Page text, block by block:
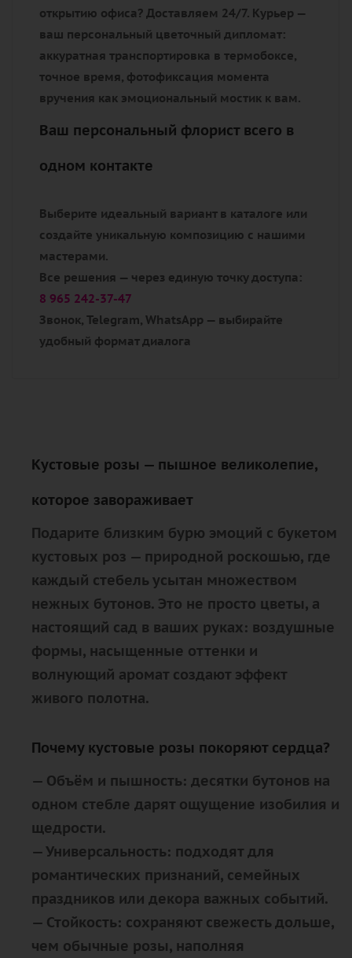
открытию офиса? Доставляем 24/7. Курьер —
ваш персональный цветочный дипломат:
аккуратная транспортировка в термобоксе,
точное время, фотофиксация момента
вручения как эмоциональный мостик к вам.
Ваш персональный флорист всего в
одном контакте
Выберите идеальный вариант в каталоге или
создайте уникальную композицию с нашими
мастерами.
Все решения — через единую точку доступа:
8 965 242-37-47
Звонок, Telegram, WhatsApp — выбирайте
удобный формат диалога
Кустовые розы — пышное великолепие,
которое завораживает
Подарите близким бурю эмоций с букетом
кустовых роз — природной роскошью, где
каждый стебель усытан множеством
нежных бутонов. Это не просто цветы, а
настоящий сад в ваших руках: воздушные
формы, насыщенные оттенки и
волнующий аромат создают эффект
живого полотна.
Почему кустовые розы покоряют сердца?
— Объём и пышность: десятки бутонов на
одном стебле дарят ощущение изобилия и
щедрости.
—Универсальность: подходят для
романтических признаний, семейных
праздников или декора важных событий.
— Стойкость: сохраняют свежесть дольше,
чем обычные розы, наполняя